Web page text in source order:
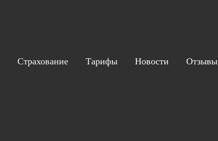
Страхование Тарифы Новости Отзывы